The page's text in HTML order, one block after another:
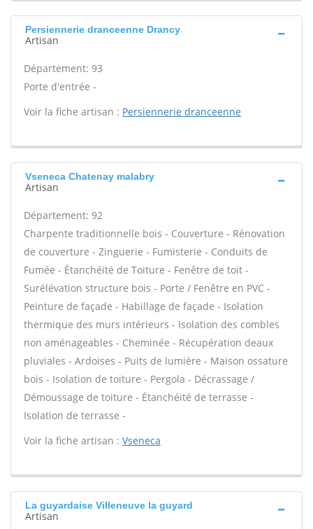
Persiennerie dranceenne Drancy
Artisan
Département: 93
Porte d'entrée -
Voir la fiche artisan : Persiennerie dranceenne
Vseneca Chatenay malabry
Artisan
Département: 92
Charpente traditionnelle bois - Couverture - Rénovation
de couverture - Zinguerie - Fumisterie - Conduits de
Fumée - Étanchéité de Toiture - Fenêtre de toit -
Surélévation structure bois - Porte / Fenêtre en PVC -
Peinture de façade - Habillage de façade - Isolation
thermique des murs intérieurs - Isolation des combles
non aménageables - Cheminée - Récupération deaux
pluviales - Ardoises - Puits de lumière - Maison ossature
bois - Isolation de toiture - Pergola - Décrassage /
Démoussage de toiture - Étanchéité de terrasse -
Isolation de terrasse -
Voir la fiche artisan : Vseneca
La guyardaise Villeneuve la guyard
Artisan